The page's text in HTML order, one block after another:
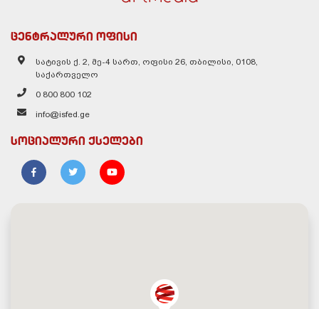
ცენტრალური ოფისი
სატივის ქ. 2, მე-4 სართ, ოფისი 26, თბილისი, 0108,
საქართველო
0 800 800 102
info@isfed.ge
სოციალური ქსელები